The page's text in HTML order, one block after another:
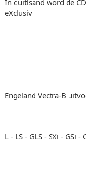
In duitlsand word de
eXclusiv
Engeland Vectra-B
L - LS - GLS - SXi - GSi -